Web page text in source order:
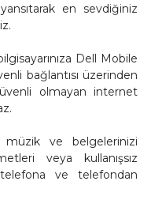
en sevdiğiniz
Dell Mobile
bağlantısı üzerinden
olmayan internet
müzik ve belgelerinizi
veya kullanışsız
ve telefondan